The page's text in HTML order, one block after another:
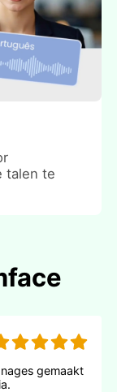
talen te
gemaakt